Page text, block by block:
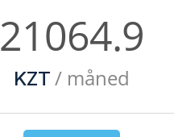
21064.9
KZT / måned